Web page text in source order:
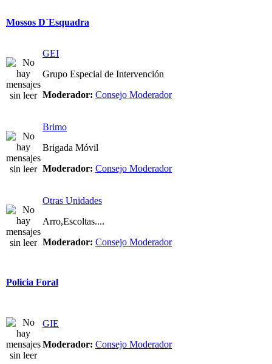
Mossos D´Esquadra
GEI
Grupo Especial de Intervención
Moderador: Consejo Moderador
Brimo
Brigada Móvil
Moderador: Consejo Moderador
Otras Unidades
Arro,Escoltas....
Moderador: Consejo Moderador
Policia Foral
GIE
Moderador: Consejo Moderador